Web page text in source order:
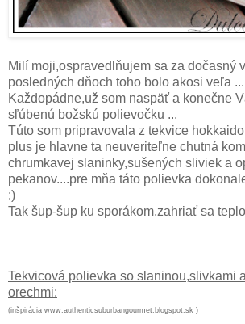
Milí moji,ospravedlňujem sa za dočasný
posledných dňoch toho bolo akosi veľa ...
Každopádne,už som naspäť a konečne
sľúbenú božskú polievočku ...
Túto som pripravovala z tekvice
plus je hlavne ta neuveriteľne chutná
chrumkavej slaninky,sušených sliviek a
pekanov....pre mňa táto polievka
:)
Tak šup-šup ku sporákom,zahriať sa
Tekvicová polievka so slaninou,slivkami
orechmi:
(inšpirácia www.authenticsuburbangourmet.blogspot.sk )